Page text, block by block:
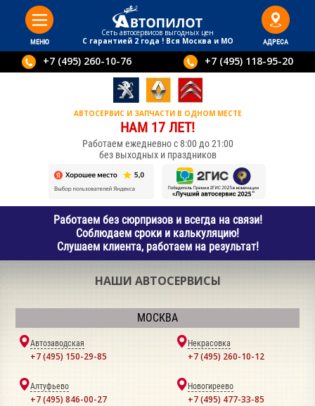
МЕНЮ
Сеть автосервисов выгодныx цен
С гарантией 2 года ! Вся Москва и МО
АДРЕСА
+7 (495) 260-10-76 +7 (495) 118-95-20
АВТОСЕРВИС И ЗАПЧАСТИ В ОДНОМ МЕСТЕ
НАМ 17 ЛЕТ!
Работаем ежедневно с 8:00 до 21:00
без выходных и праздников
Работаем без сюрпризов и всегда на связи!
Соблюдаем сроки и калькуляцию!
Слушаем клиента, работаем на результат!
НАШИ АВТОСЕРВИСЫ
МОСКВА
Автозаводская
+7 (495) 150-29-85
Некрасовка
+7 (495) 260-10-12
Алтуфьево
+7 (495) 846-00-27
Новогиреево
+7 (495) 477-33-85